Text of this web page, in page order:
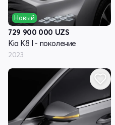
Новый
729 900 000 UZS
Kia K8 I - поколение
2023